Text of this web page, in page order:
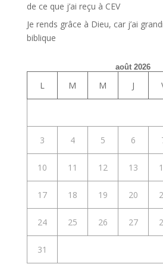
de ce que j’ai reçu à CEV
Je rends grâce à Dieu, car j’ai
biblique
août 2026
L M M J
3 4 5 6
10 11 12 13
17 18 19 20
24 25 26 27
31